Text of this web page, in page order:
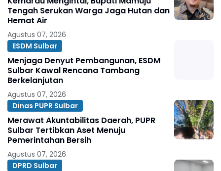
Tengah Serukan Warga Jaga Hutan dan
Hemat Air
Agustus 07, 2026
ESDM Sulbar
Menjaga Denyut Pembangunan, ESDM
Sulbar Kawal Rencana Tambang
Berkelanjutan
Agustus 07, 2026
Dinas PUPR Sulbar
Merawat Akuntabilitas Daerah, PUPR
Sulbar Tertibkan Aset Menuju
Pemerintahan Bersih
Agustus 07, 2026
DPRD Sulbar